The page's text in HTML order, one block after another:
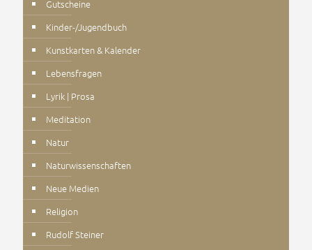
Gutscheine
Kinder-/Jugendbuch
Kunstkarten & Kalender
Lebensfragen
Lyrik | Prosa
Meditation
Natur
Naturwissenschaften
Neue Medien
Religion
Rudolf Steiner